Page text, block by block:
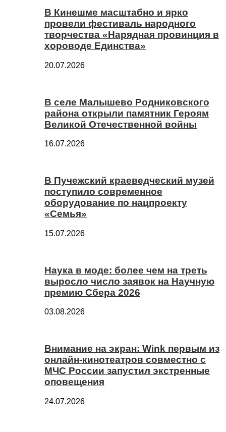
В Кинешме масштабно и ярко
провели фестиваль народного
творчества «Нарядная провинция в
хороводе Единства»
20.07.2026
В селе Малышево Родниковского
района открыли памятник Героям
Великой Отечественной войны
16.07.2026
В Пучежский краеведческий музей
поступило современное
оборудование по нацпроекту
«Семья»
15.07.2026
Наука в моде: более чем на треть
выросло число заявок на Научную
премию Сбера 2026
03.08.2026
Внимание на экран: Wink первым из
онлайн-кинотеатров совместно с
МЧС России запустил экстренные
оповещения
24.07.2026